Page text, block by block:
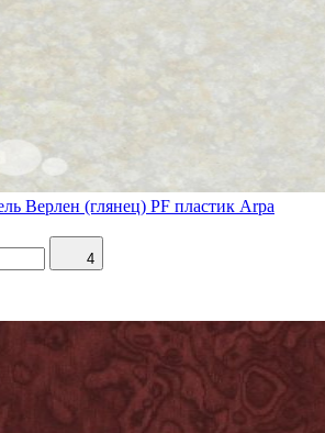
Верлен (глянец) PF пластик Arpa
4